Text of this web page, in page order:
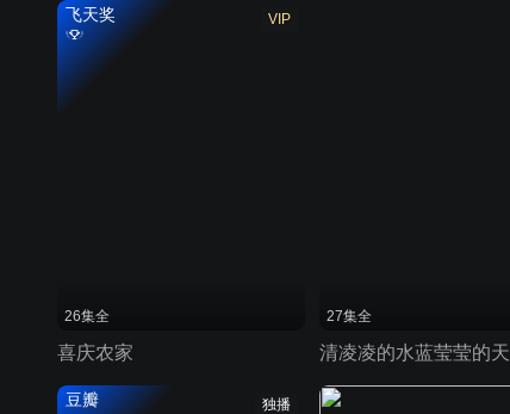
VIP
飞天奖
26集全
喜庆农家
27集全
清凌凌的水蓝莹莹的天
独播
豆瓣